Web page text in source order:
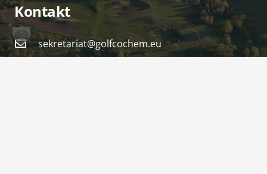
Kontakt
sekretariat@golfcochem.eu